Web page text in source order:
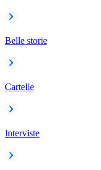
Belle storie
Cartelle
Interviste